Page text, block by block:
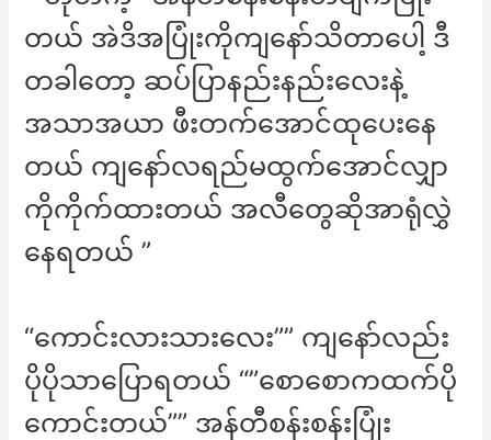
တယ် အဲဒိအပြုံးကိုကျနော်သိတာပေါ့ ဒီ
တခါတော့ ဆပ်ပြာနည်းနည်းလေးနဲ့
အသာအယာ ဖီးတက်အောင်ထုပေးနေ
တယ် ကျနော်လရည်မထွက်အောင်လျှာ
ကိုကိုက်ထားတယ် အလီတွေဆိုအာရုံလွှဲ
နေရတယ် ”
“ကောင်းလားသားလေး”” ကျနော်လည်း
ပိုပိုသာပြောရတယ် “”စောစောကထက်ပို
ကောင်းတယ်”” အန်တီစန်းစန်းပြုံး